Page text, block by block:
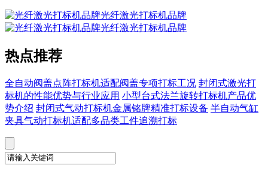
光纤激光打标机品牌
光纤激光打标机品牌
热点推荐
全自动阀盖点阵打标机适配阀盖专项打标工况 封闭式激光打
标机的性能优势与行业应用 小型台式法兰旋转打标机产品优
势介绍 封闭式气动打标机金属铭牌精准打标设备 半自动气缸
夹具气动打标机适配多品类工件追溯打标